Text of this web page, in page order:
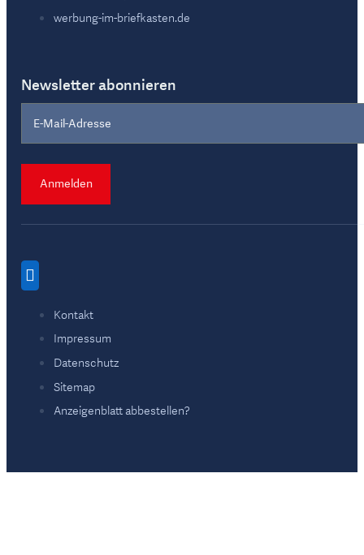
werbung-im-briefkasten.de
Newsletter abonnieren
Section
Anmelden
Kontakt
Impressum
Datenschutz
Sitemap
Anzeigenblatt abbestellen?